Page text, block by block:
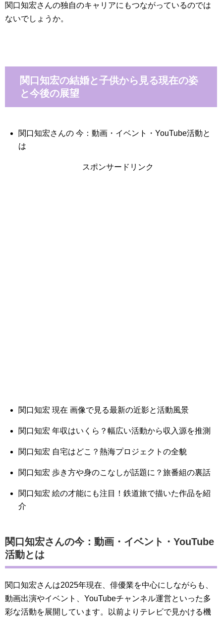
関口知宏さんの独自のキャリアにもつながっているのでは
ないでしょうか。
関口知宏の結婚と子供から見る現在の姿
と今後の展望
関口知宏さんの 今：動画・イベント・YouTube活動と
は
スポンサードリンク
関口知宏 現在 画像で見る最新の近影と活動風景
関口知宏 年収はいくら？幅広い活動から収入源を推測
関口知宏 自宅はどこ？熱海プロジェクトの全貌
関口知宏 歩き方や身のこなしが話題に？旅番組の裏話
関口知宏 絵の才能にも注目！鉄道旅で描いた作品を紹
介
関口知宏さんの今：動画・イベント・YouTube
活動とは
関口知宏さんは2025年現在、俳優業を中心にしながらも、
動画出演やイベント、YouTubeチャンネル運営といった多
彩な活動を展開しています。以前よりテレビで見かける機